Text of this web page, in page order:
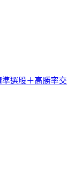
選股＋高勝率交